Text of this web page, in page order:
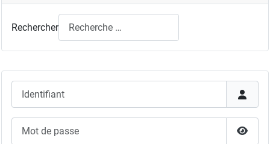
Rechercher